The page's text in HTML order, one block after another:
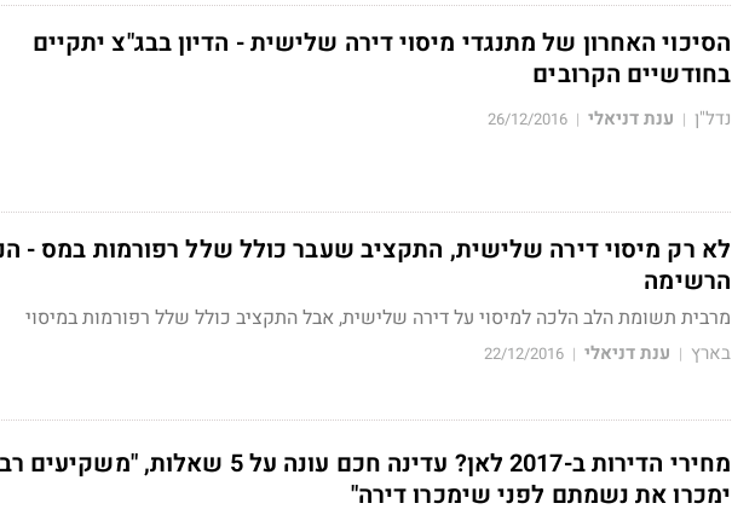
הסיכוי האחרון של מתנגדי מיסוי דירה שלישית - הדיון בבג"צ יתקיים
בחודשיים הקרובים
נדל"ן | ענת דניאלי |
26/12/2016
לא רק מיסוי דירה שלישית, התקציב שעבר כולל שלל רפורמות במס -
הרשימה
מרבית תשומת הלב הלכה למיסוי על דירה שלישית, אבל התקציב כולל שלל רפורמות במיסוי
בארץ | ענת דניאלי |
22/12/2016
מחירי הדירות ב-2017 לאן? עדינה חכם עונה על 5 שאלות,
ימכרו את נשמתם לפני שימכרו דירה"